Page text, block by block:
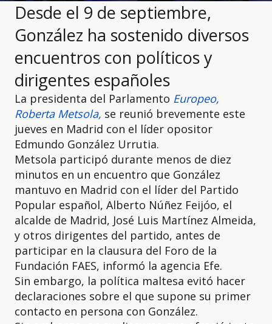
Desde el 9 de septiembre,
González ha sostenido diversos
encuentros con políticos y
dirigentes españoles
La presidenta del Parlamento Europeo,
Roberta Metsola, se reunió brevemente este
jueves en Madrid con el líder opositor
Edmundo González Urrutia.
Metsola participó durante menos de diez
minutos en un encuentro que González
mantuvo en Madrid con el líder del Partido
Popular español, Alberto Núñez Feijóo, el
alcalde de Madrid, José Luis Martínez Almeida,
y otros dirigentes del partido, antes de
participar en la clausura del Foro de la
Fundación FAES, informó la agencia Efe.
Sin embargo, la política maltesa evitó hacer
declaraciones sobre el que supone su primer
contacto en persona con González.